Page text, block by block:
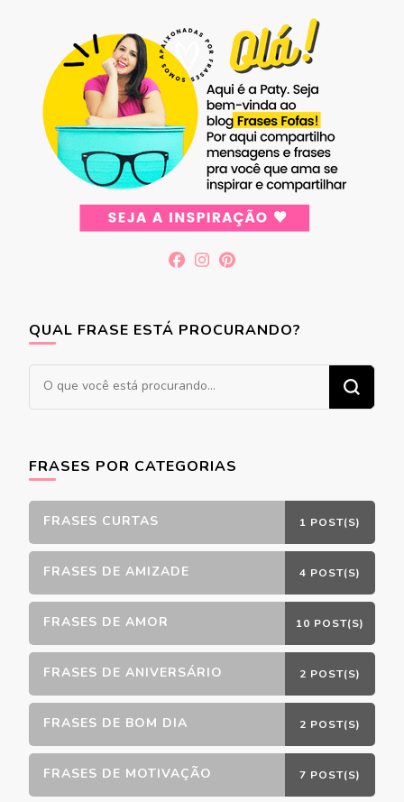
QUAL FRASE ESTÁ PROCURANDO?
Procurando
algo?
FRASES POR CATEGORIAS
FRASES CURTAS 1 POST(S)
FRASES DE AMIZADE 4 POST(S)
FRASES DE AMOR 10 POST(S)
FRASES DE ANIVERSÁRIO 2 POST(S)
FRASES DE BOM DIA 2 POST(S)
FRASES DE MOTIVAÇÃO 7 POST(S)